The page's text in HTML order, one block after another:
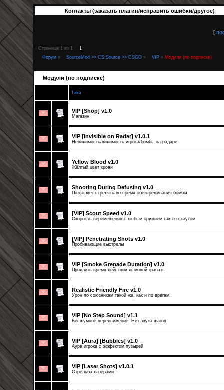
Контакты (заказать плагин/исправить ошибки/другое)
[
Страница 1 из 1
1
Форум » SourceMod >> CS:Source >> CSGO » VIP » Модули (по подписке)
Модули (по подписке)
Тема
VIP [Shop] v1.0
Магазин
VIP [Invisible on Radar] v1.0.1
Невидимость/видимость игрока/бомбы на радаре
Yellow Blood v1.0
Жёлтый цвет крови
Shooting During Defusing v1.0
Позволяет стрелять во время обезвреживания бомбы
[VIP] Scout Speed v1.0
Скорость перемещения с любым оружием как со скаутом
[VIP] Penetrating Shots v1.0
Пробивающие выстрелы
VIP [Smoke Grenade Duration] v1.0
Продлить время действия дымовой гранаты
Realistic Friendly Fire v1.0
Урон по союзникам такой же, как и по врагам.
VIP [No Step Sound] v1.1
Бесшумное передвижение. Нет звука шагов.
VIP [Aura] [Bubbles] v1.0
Аура игрока с эффектом пузырей
VIP [Laser Shots] v1.0.1
Стрельба лазерами